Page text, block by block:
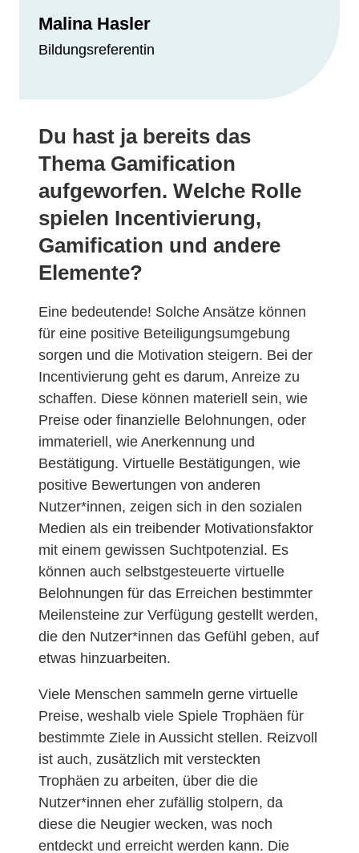
Malina Hasler
Bildungsreferentin
Du hast ja bereits das
Thema Gamification
aufgeworfen. Welche Rolle
spielen Incentivierung,
Gamification und andere
Elemente?
Eine bedeutende! Solche Ansätze können
für eine positive Beteiligungsumgebung
sorgen und die Motivation steigern. Bei der
Incentivierung geht es darum, Anreize zu
schaffen. Diese können materiell sein, wie
Preise oder finanzielle Belohnungen, oder
immateriell, wie Anerkennung und
Bestätigung. Virtuelle Bestätigungen, wie
positive Bewertungen von anderen
Nutzer*innen, zeigen sich in den sozialen
Medien als ein treibender Motivationsfaktor
mit einem gewissen Suchtpotenzial. Es
können auch selbstgesteuerte virtuelle
Belohnungen für das Erreichen bestimmter
Meilensteine zur Verfügung gestellt werden,
die den Nutzer*innen das Gefühl geben, auf
etwas hinzuarbeiten.
Viele Menschen sammeln gerne virtuelle
Preise, weshalb viele Spiele Trophäen für
bestimmte Ziele in Aussicht stellen. Reizvoll
ist auch, zusätzlich mit versteckten
Trophäen zu arbeiten, über die die
Nutzer*innen eher zufällig stolpern, da
diese die Neugier wecken, was noch
entdeckt und erreicht werden kann. Die